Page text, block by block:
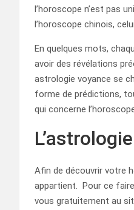
l’horoscope n’est pas
l’horoscope chinois,
En quelques mots,
avoir des révélations
astrologie voyance se
forme de prédictions,
qui concerne
Afin de découvrir votre
appartient. Pour ce
vous gratuitement au